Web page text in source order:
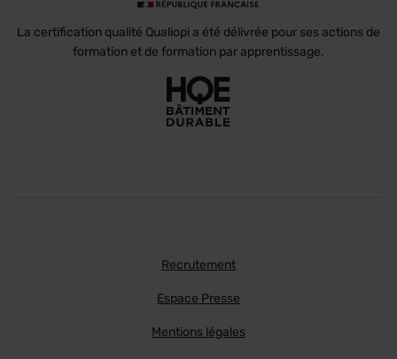
La certification qualité Qualiopi a été délivrée pour ses actions de
formation et de formation par apprentissage.
Recrutement
Espace Presse
Mentions légales